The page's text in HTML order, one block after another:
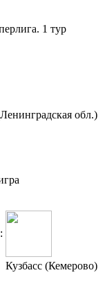
1 тур
обл.)
:
Кузбасс (Кемерово)